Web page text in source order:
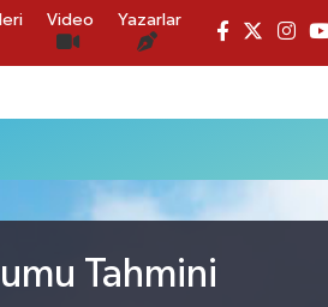
Video Yazarlar
Tahmini